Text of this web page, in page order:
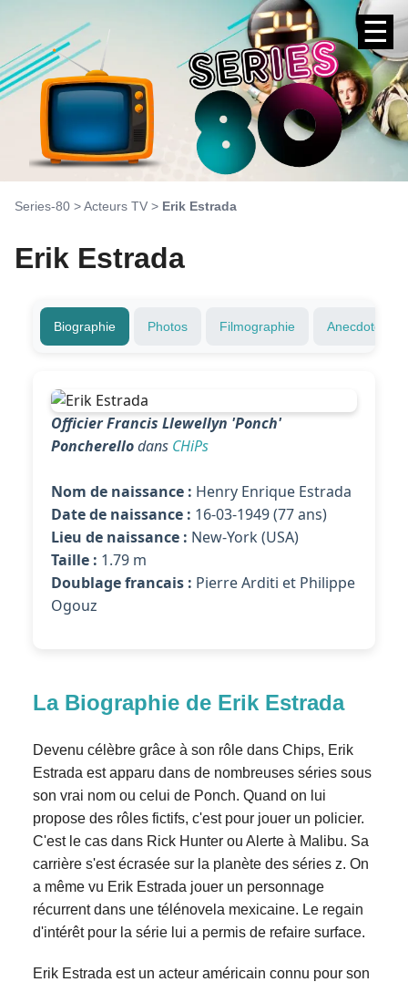
☰
Series-80 >Acteurs TV > Erik Estrada
Erik Estrada
Biographie Photos Filmographie Anecdotes
Officier Francis Llewellyn 'Ponch'
Poncherellodans CHiPs
Nom de naissance : Henry Enrique Estrada
Date de naissance : 16-03-1949 (77 ans)
Lieu de naissance : New-York (USA)
Taille : 1.79 m
Doublage francais : Pierre Arditi et Philippe
Ogouz
La Biographie de Erik Estrada
Devenu célèbre grâce à son rôle dans Chips, Erik
Estrada est apparu dans de nombreuses séries sous
son vrai nom ou celui de Ponch. Quand on lui
propose des rôles fictifs, c'est pour jouer un policier.
C'est le cas dans Rick Hunter ou Alerte à Malibu. Sa
carrière s'est écrasée sur la planète des séries z. On
a même vu Erik Estrada jouer un personnage
récurrent dans une télénovela mexicaine. Le regain
d'intérêt pour la série lui a permis de refaire surface.
Erik Estrada est un acteur américain connu pour son